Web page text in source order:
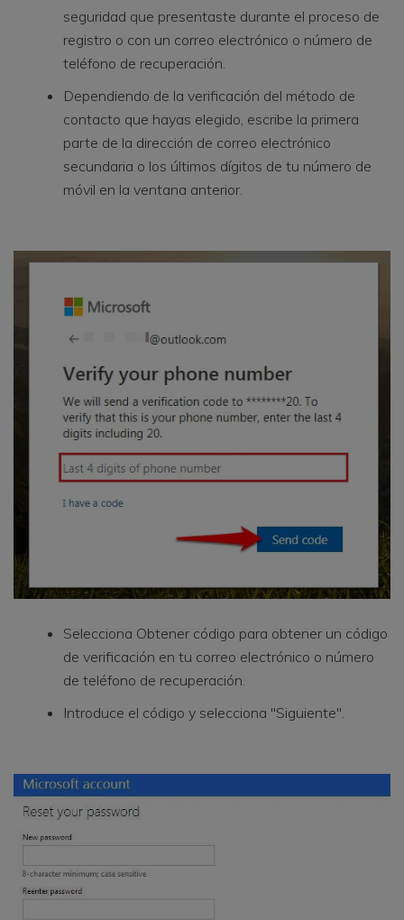
seguridad que presentaste durante el proceso de
registro o con un correo electrónico o número de
teléfono de recuperación.
Dependiendo de la verificación del método de
contacto que hayas elegido, escribe la primera
parte de la dirección de correo electrónico
secundaria o los últimos dígitos de tu número de
móvil en la ventana anterior.
Selecciona Obtener código para obtener un código
de verificación en tu correo electrónico o número
de teléfono de recuperación.
Introduce el código y selecciona "Siguiente".